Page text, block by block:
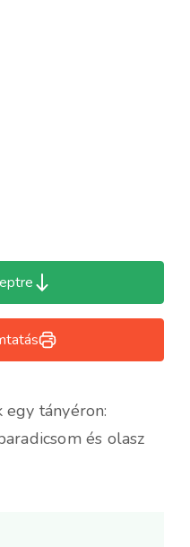
egy tányéron:
és olasz